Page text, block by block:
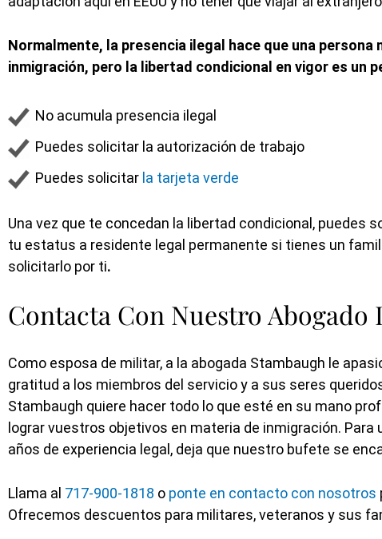
Normalmente, la presencia ilegal hace que una
inmigración, pero la libertad condicional en vigor es un
No acumula presencia ilegal
Puedes solicitar la autorización de trabajo
Puedes solicitar la tarjeta verde
Una vez que te concedan la libertad condicional, puedes
tu estatus a residente legal permanente si tienes un
solicitarlo por ti.
Contacta Con Nuestro
Como esposa de militar, a la abogada Stambaugh le
gratitud a los miembros del servicio y a sus seres
Stambaugh quiere hacer todo lo que esté en su mano
lograr vuestros objetivos en materia de inmigración.
años de experiencia legal, deja que nuestro bufete se
Llama al 717-900-1818 o ponte en contacto con nosotros
Ofrecemos descuentos para militares, veteranos y sus